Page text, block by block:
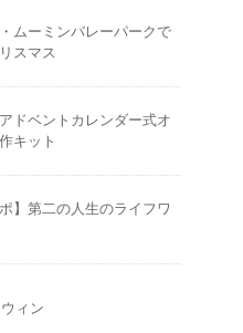
・ムーミンバレーパークで
スマス
ドベントカレンダー式オ
キット
】第二の人生のライフワ
ィン